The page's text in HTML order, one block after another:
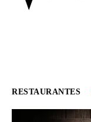
RESTAURANTES